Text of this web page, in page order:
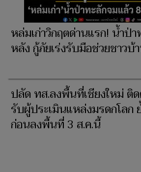
หล่มเก่าวิกฤตด่านแรก! น้ำป่
หลัง กู้ภัยเร่งรับมือช่วยชาวบ้
ปลัด ทส.ลงพื้นที่เชียงใหม่ ติ
รับผู้ประเมินแหล่งมรดกโลก
ก่อนลงพื้นที่ 3 ส.ค.นี้